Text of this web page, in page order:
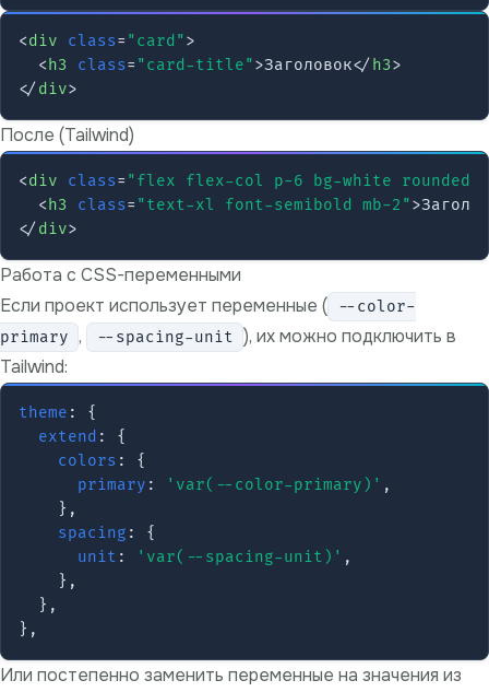
<div class= "card">
<h3 class= "card-title">Заголовок</ h3>
</div>
После (Tailwind)
<div class= "flex flex-col p-6 bg-white rounded-lg
<h3 class= "text-xl font-semibold mb-2">
</div>
Работа с CSS-переменными
Если проект использует переменные (
--color-
primary
, --spacing-unit ), их можно подключить в
Tailwind:
theme : {
extend : {
colors : {
primary : 'var(--color-primary)' ,
    },
spacing : {
unit : 'var(--spacing-unit)' ,
    },
  },
Или постепенно заменить переменные на значения из